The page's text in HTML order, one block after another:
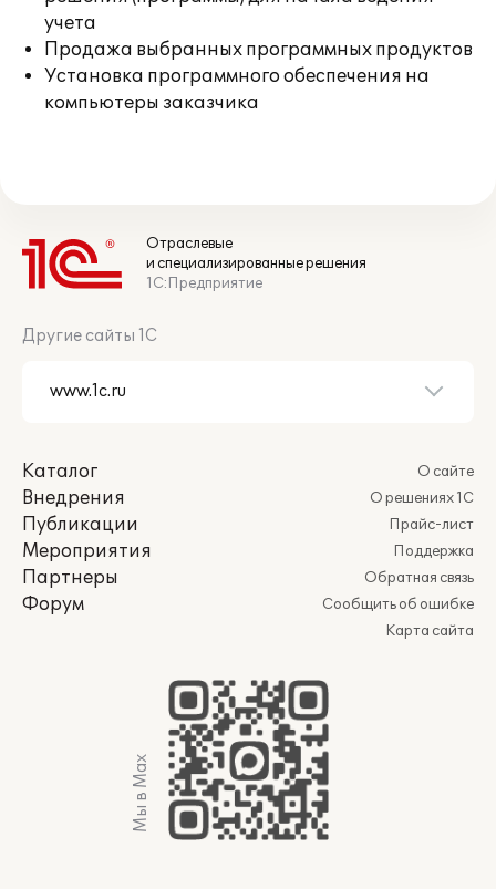
учета
Продажа выбранных программных продуктов
Установка программного обеспечения на
компьютеры заказчика
Отраслевые
и специализированные решения
1С:Предприятие
Другие сайты 1С
Каталог
Внедрения
Публикации
Мероприятия
Партнеры
Форум
О сайте
О решениях 1С
Прайс-лист
Поддержка
Обратная связь
Сообщить об ошибке
Карта сайта
Мы в Max